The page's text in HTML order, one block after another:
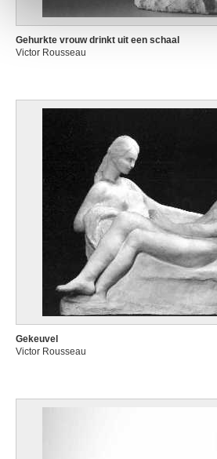
Gehurkte vrouw drinkt uit een schaal
Victor Rousseau
Gekeuvel
Victor Rousseau